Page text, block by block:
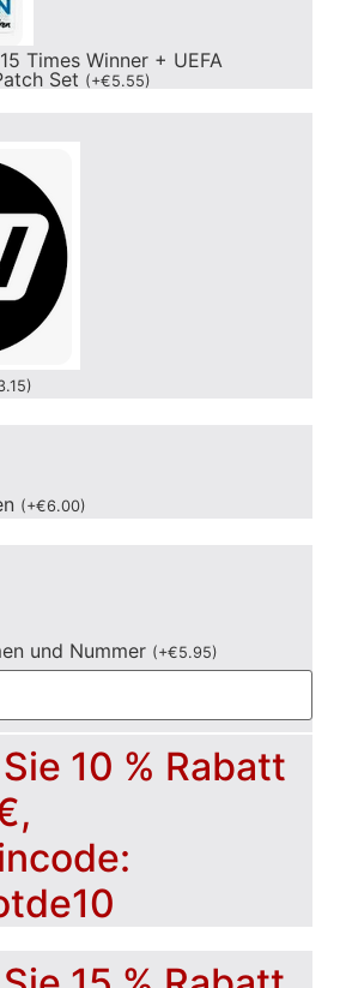
Times Winner + UEFA
Set (+€5.55)
)
(+€6.00)
und Nummer (+€5.95)
10 % Rabatt